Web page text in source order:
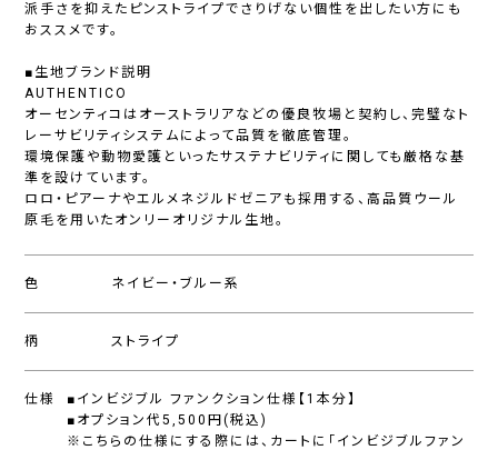
派手さを抑えたピンストライプでさりげない個性を出したい方にも
おススメです。
■生地ブランド説明
AUTHENTICO
オーセンティコはオーストラリアなどの優良牧場と契約し、完璧なト
レーサビリティシステムによって品質を徹底管理。
環境保護や動物愛護といったサステナビリティに関しても厳格な基
準を設けています。
ロロ・ピアーナやエルメネジルドゼニアも採用する、高品質ウール
原毛を用いたオンリーオリジナル生地。
色 ネイビー・ブルー系
柄 ストライプ
仕様
■インビジブル ファンクション仕様【1本分】
■オプション代5,500円(税込)
※こちらの仕様にする際には、カートに「インビジブルファン